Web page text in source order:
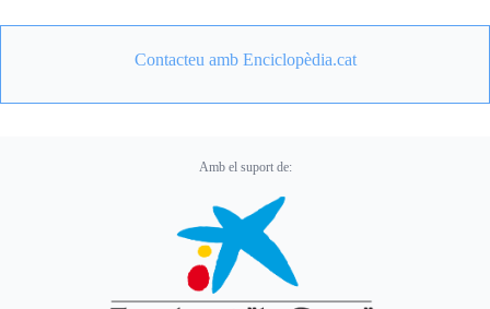
Contacteu amb Enciclopèdia.cat
Amb el suport de: